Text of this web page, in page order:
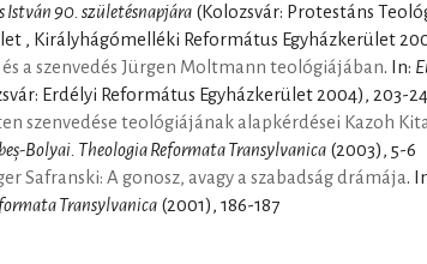
István 90. születésnapjára (Kolozsvár: Protestáns
, Királyhágómelléki Református Egyházkerület
és a szenvedés Jürgen Moltmann teológiájában. In:
Erdélyi Református Egyházkerület 2004), 203-
szenvedése teológiájának alapkérdései Kazoh
Bolyai. Theologia Reformata Transylvanica (2003), 5-6
Safranski: A gonosz, avagy a szabadság drámája.
Transylvanica (2001), 186-187